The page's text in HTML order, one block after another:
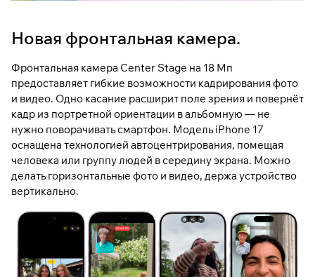
Новая фронтальная камера.
Фронтальная камера Center Stage на 18 Мп
предоставляет гибкие возможности кадрирования фото
и видео. Одно касание расширит поле зрения и повернёт
кадр из портретной ориентации в альбомную — не
нужно поворачивать смартфон. Модель iPhone 17
оснащена технологией автоцентрирования, помещая
человека или группу людей в середину экрана. Можно
делать горизонтальные фото и видео, держа устройство
вертикально.